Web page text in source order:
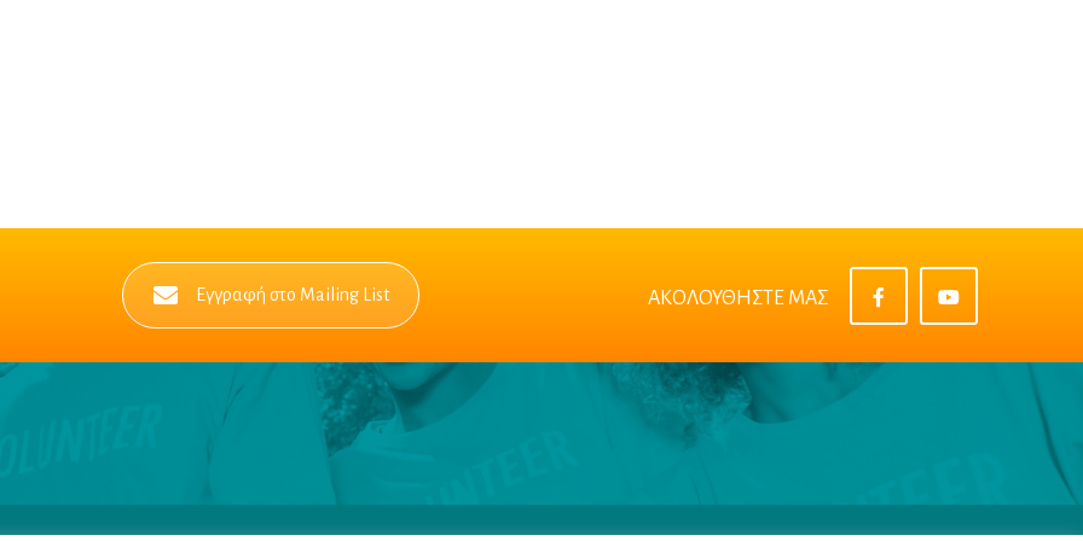
Εγγραφή στο Mailing List ΑΚΟΛΟΥΘΗΣΤΕ ΜΑΣ